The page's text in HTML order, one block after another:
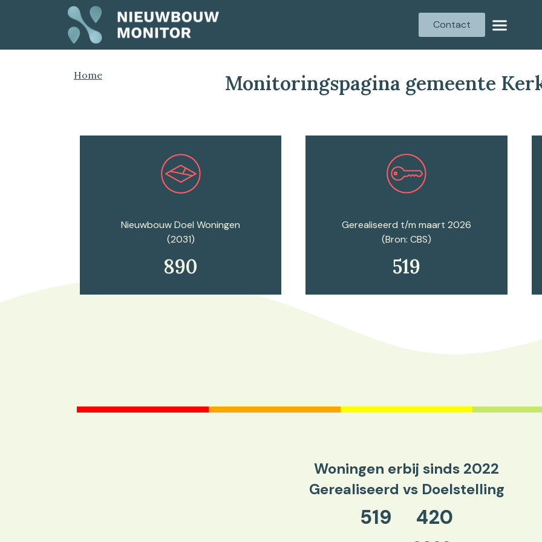
Contact
Home Monitoringspagina gemeente
Plan een afspraak
Nieuwbouw Doel Woningen
(2031)
890
Plan een afspraak
Gerealiseerd t/m maart 2026
(Bron: CBS)
519
Woningen erbij sinds 2022
Gerealiseerd vs Doelstelling
519 420